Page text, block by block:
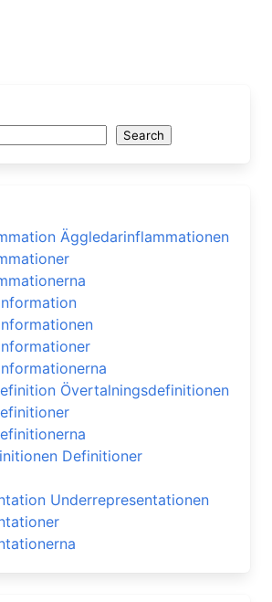
Search
Äggledarinflammationen
Övertalningsdefinitionen
Definitioner
Underrepresentationen